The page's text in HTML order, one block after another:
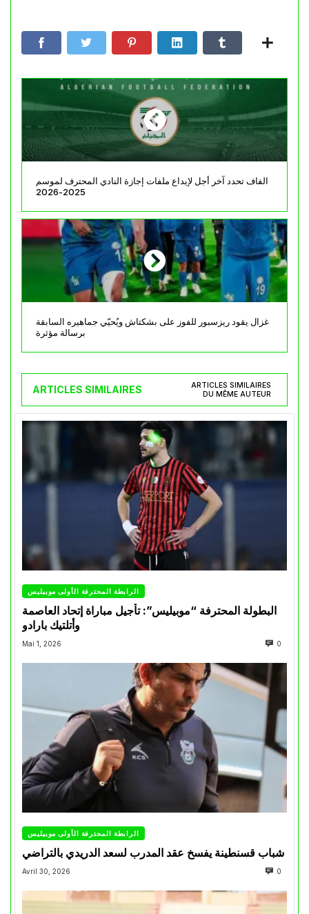
الفاف تحدد آخر أجل لإيداع ملفات إجازة النادي المحترف لموسم
2025-2026
غزال يقود ريزسبور للفوز على بشكتاش ويُحيّي جماهيره السابقة
برسالة مؤثرة
ARTICLES SIMILAIRES
ARTICLES SIMILAIRES
DU MÊME AUTEUR
الرابطة المحترفة الأولى موبيليس
البطولة المحترفة “موبيليس”: تأجيل مباراة إتحاد العاصمة
وأتلتيك بارادو
Mai 1, 2026 0
الرابطة المحترفة الأولى موبيليس
شباب قسنطينة يفسخ عقد المدرب لسعد الدريدي بالتراضي
Avril 30, 2026 0